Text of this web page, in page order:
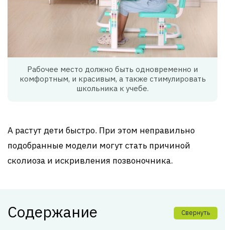
Рабочее место должно быть одновременно и
комфортным, и красивым, а также стимулировать
школьника к учебе.
А растут дети быстро. При этом неправильно
подобранные модели могут стать причиной
сколиоза и искривления позвоночника.
Содержание Свернуть